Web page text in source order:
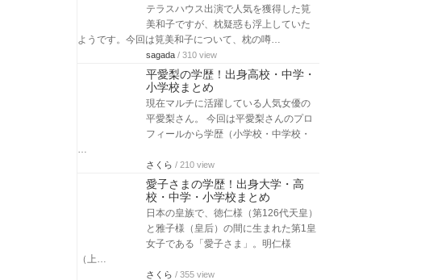
テラスハウス出演で人気を獲得した筧
美和子ですが、枕疑惑も浮上していた
ようです。今回は筧美和子について、枕の噂…
sagada / 310 view
平愛梨の学歴！出身高校・中学・
小学校まとめ
現在マルチに活躍している人気女優の
平愛梨さん。 今回は平愛梨さんのプロ
フィールから学歴（小学校・中学校・
…
さくら / 210 view
愛子さまの学歴！出身大学・高
校・中学・小学校まとめ
日本の皇族で、徳仁様（第126代天皇）
と雅子様（皇后）の間に生まれた第1皇
女子である「愛子さま」。明仁様
（上…
さくら / 355 view